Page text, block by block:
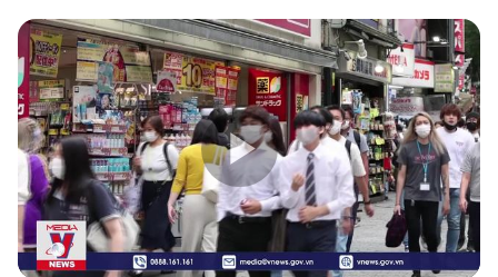
Play
Video